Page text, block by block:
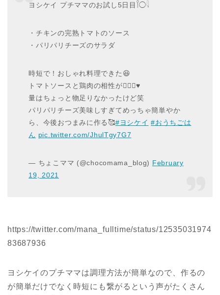
ヨシケイ プチママのお試し5日目𓌉◯𓇋
・チキンの完熟トマトのソース
・パリパリチーズのサラダ
時短で！おしゃれ料理できた😆
トマトソースと鶏肉の相性が🙆🏻‍♀️♥️
量はちょっと物足りなかったけど笑
パリパリチーズ美味しすぎてめっちゃ簡単やか
ら、今後おつまみに作る🥰#ヨシケイ #おうちごは
ん pic.twitter.com/JhulTgy7G7
— ちょこママ (@chocomama_blog) February
19, 2021
https://twitter.com/mana_fulltime/status/12535031974
83687936
ヨシケイのプチママは調理方法が簡単なので、作るの
が簡単だけでなく時短にも繋がるという声がたくさん